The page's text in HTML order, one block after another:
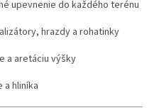
upevnenie do každého terénu
hrazdy a rohatinky
a aretáciu výšky
a hliníka